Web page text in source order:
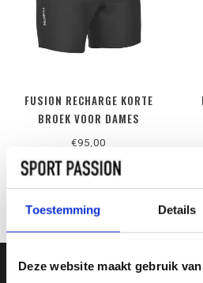
Toestemming Details
Deze website maakt gebruik
FUSION RECHARGE KORTE
BROEK VOOR DAMES
€95,00